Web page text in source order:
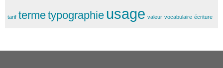
tarif termetypographie usage valeur vocabulaire écriture